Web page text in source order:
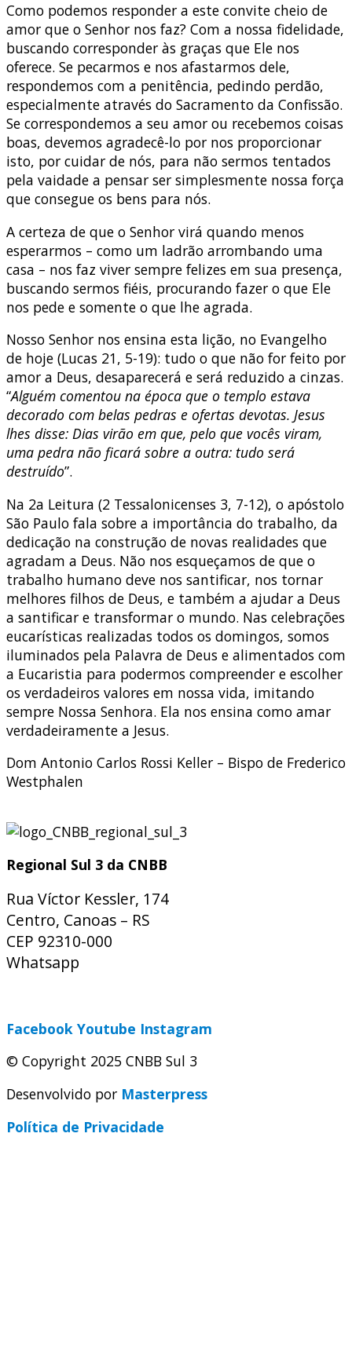
Como podemos responder a este convite cheio de
amor que o Senhor nos faz? Com a nossa fidelidade,
buscando corresponder às graças que Ele nos
oferece. Se pecarmos e nos afastarmos dele,
respondemos com a penitência, pedindo perdão,
especialmente através do Sacramento da Confissão.
Se correspondemos a seu amor ou recebemos coisas
boas, devemos agradecê-lo por nos proporcionar
isto, por cuidar de nós, para não sermos tentados
pela vaidade a pensar ser simplesmente nossa força
que consegue os bens para nós.
A certeza de que o Senhor virá quando menos
esperarmos – como um ladrão arrombando uma
casa – nos faz viver sempre felizes em sua presença,
buscando sermos fiéis, procurando fazer o que Ele
nos pede e somente o que lhe agrada.
Nosso Senhor nos ensina esta lição, no Evangelho
de hoje (Lucas 21, 5-19): tudo o que não for feito por
amor a Deus, desaparecerá e será reduzido a cinzas.
“Alguém comentou na época que o templo estava
decorado com belas pedras e ofertas devotas. Jesus
lhes disse: Dias virão em que, pelo que vocês viram,
uma pedra não ficará sobre a outra: tudo será
destruído”.
Na 2a Leitura (2 Tessalonicenses 3, 7-12), o apóstolo
São Paulo fala sobre a importância do trabalho, da
dedicação na construção de novas realidades que
agradam a Deus. Não nos esqueçamos de que o
trabalho humano deve nos santificar, nos tornar
melhores filhos de Deus, e também a ajudar a Deus
a santificar e transformar o mundo. Nas celebrações
eucarísticas realizadas todos os domingos, somos
iluminados pela Palavra de Deus e alimentados com
a Eucaristia para podermos compreender e escolher
os verdadeiros valores em nossa vida, imitando
sempre Nossa Senhora. Ela nos ensina como amar
verdadeiramente a Jesus.
Dom Antonio Carlos Rossi Keller – Bispo de Frederico
Westphalen
Regional Sul 3 da CNBB
Rua Víctor Kessler, 174
Centro, Canoas – RS
CEP 92310-000
Whatsapp
Facebook Youtube Instagram
© Copyright 2025 CNBB Sul 3
Desenvolvido por Masterpress
Política de Privacidade